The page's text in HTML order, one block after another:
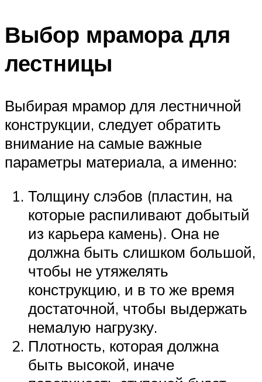
Выбор мрамора для
лестницы
Выбирая мрамор для лестничной
конструкции, следует обратить
внимание на самые важные
параметры материала, а именно:
Толщину слэбов (пластин, на
которые распиливают добытый
из карьера камень). Она не
должна быть слишком большой,
чтобы не утяжелять
конструкцию, и в то же время
достаточной, чтобы выдержать
немалую нагрузку.
Плотность, которая должна
быть высокой, иначе